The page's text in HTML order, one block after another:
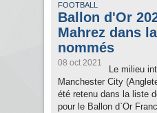
FOOTBALL
Ballon d'Or
Mahrez dans
nommés
08 oct 2021
Le milieu
Manchester City
été retenu dans la liste
pour le Ballon d`Or